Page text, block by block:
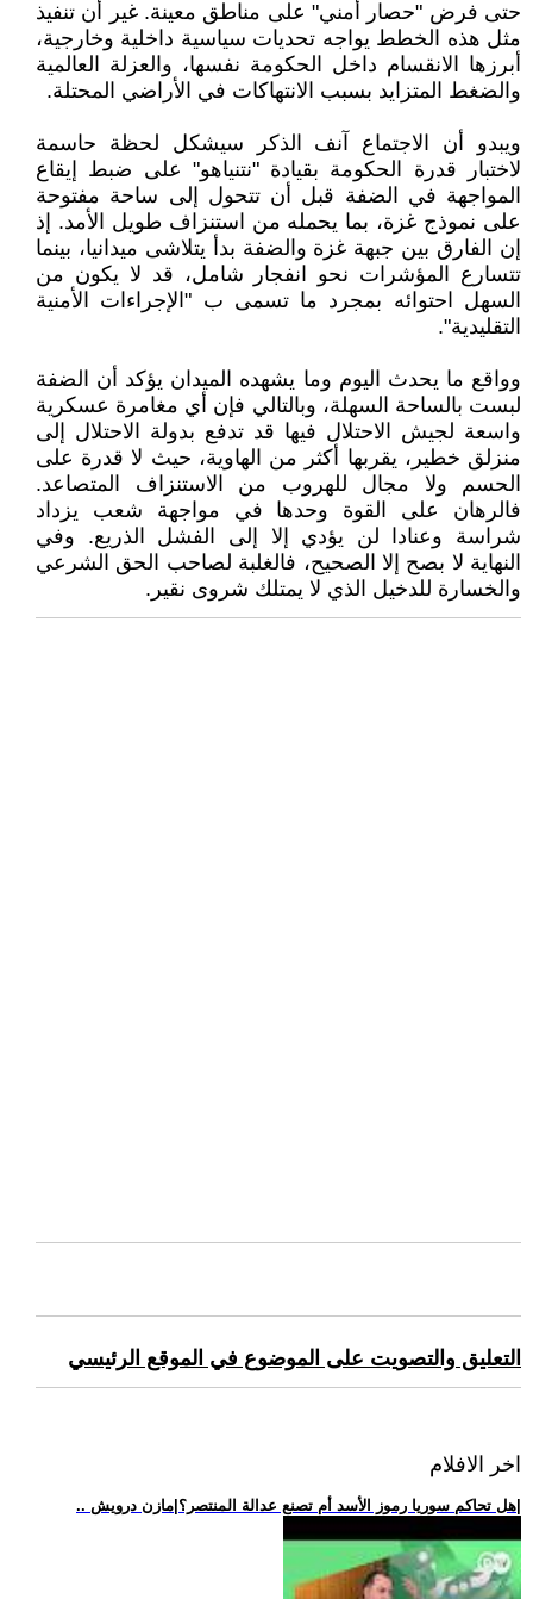
حتى فرض "حصار أمني" على مناطق معينة. غير أن تنفيذ
مثل هذه الخطط يواجه تحديات سياسية داخلية وخارجية،
أبرزها الانقسام داخل الحكومة نفسها، والعزلة العالمية
والضغط المتزايد بسبب الانتهاكات في الأراضي المحتلة.
ويبدو أن الاجتماع آنف الذكر سيشكل لحظة حاسمة
لاختبار قدرة الحكومة بقيادة "نتنياهو" على ضبط إيقاع
المواجهة في الضفة قبل أن تتحول إلى ساحة مفتوحة
على نموذج غزة، بما يحمله من استنزاف طويل الأمد. إذ
إن الفارق بين جبهة غزة والضفة بدأ يتلاشى ميدانيا، بينما
تتسارع المؤشرات نحو انفجار شامل، قد لا يكون من
السهل احتوائه بمجرد ما تسمى ب "الإجراءات الأمنية
التقليدية".
وواقع ما يحدث اليوم وما يشهده الميدان يؤكد أن الضفة
لبست بالساحة السهلة، وبالتالي فإن أي مغامرة عسكرية
واسعة لجيش الاحتلال فيها قد تدفع بدولة الاحتلال إلى
منزلق خطير، يقربها أكثر من الهاوية، حيث لا قدرة على
الحسم ولا مجال للهروب من الاستنزاف المتصاعد.
فالرهان على القوة وحدها في مواجهة شعب يزداد
شراسة وعنادا لن يؤدي إلا إلى الفشل الذريع. وفي
النهاية لا بصح إلا الصحيح، فالغلبة لصاحب الحق الشرعي
والخسارة للدخيل الذي لا يمتلك شروى نقير.
التعليق والتصويت على الموضوع في الموقع الرئيسي
اخر الافلام